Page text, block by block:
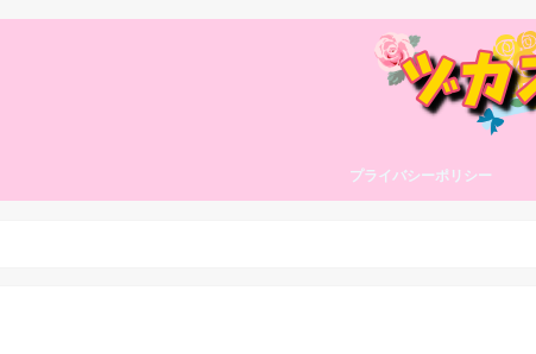
プライバシーポリシー